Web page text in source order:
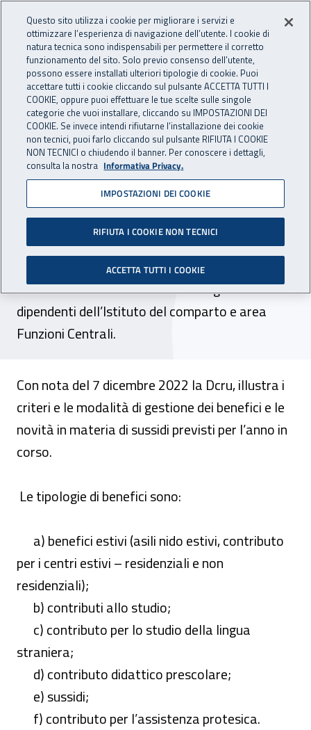
INAIL - Istituto Nazionale
Apri cerca
Navigazione principale
Navigazione - Ti trovi in:
Home Inail comunica Avvisi
Dcru: benefici assistenziali
e sociali anno 2022 -
comparto e area Funzioni
centrali
Presentazione delle domande per i benefici
assistenziali e sociali riservati ai figli dei
dipendenti dell’Istituto del comparto e area
Funzioni Centrali.
Con nota del 7 dicembre 2022 la Dcru, illustra i
criteri e le modalità di gestione dei benefici e le
novità in materia di sussidi previsti per l’anno in
corso.
Le tipologie di benefici sono:
a) benefici estivi (asili nido estivi, contributo
per i centri estivi – residenziali e non
residenziali);
b) contributi allo studio;
c) contributo per lo studio della lingua
straniera;
d) contributo didattico prescolare;
e) sussidi;
f) contributo per l’assistenza protesica.
Questo sito utilizza i cookie per migliorare i servizi e
ottimizzare l’esperienza di navigazione dell’utente. I cookie di
natura tecnica sono indispensabili per permettere il corretto
funzionamento del sito. Solo previo consenso dell’utente,
possono essere installati ulteriori tipologie di cookie. Puoi
accettare tutti i cookie cliccando sul pulsante ACCETTA TUTTI I
COOKIE, oppure puoi effettuare le tue scelte sulle singole
categorie che vuoi installare, cliccando su IMPOSTAZIONI DEI
COOKIE. Se invece intendi rifiutarne l’installazione dei cookie
non tecnici, puoi farlo cliccando sul pulsante RIFIUTA I COOKIE
NON TECNICI o chiudendo il banner. Per conoscere i dettagli,
consulta la nostra Informativa Privacy.
IMPOSTAZIONI DEI COOKIE
RIFIUTA I COOKIE NON TECNICI
ACCETTA TUTTI I COOKIE